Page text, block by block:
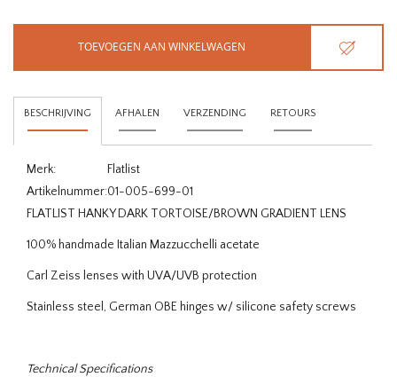
TOEVOEGEN AAN WINKELWAGEN
BESCHRIJVING AFHALEN VERZENDING RETOURS
Merk:
Flatlist
Artikelnummer:01-005-699-01
FLATLIST HANKY DARK TORTOISE/BROWN GRADIENT LENS
100% handmade Italian Mazzucchelli acetate
Carl Zeiss lenses with UVA/UVB protection
Stainless steel, German OBE hinges w/ silicone safety screws
Technical Specifications